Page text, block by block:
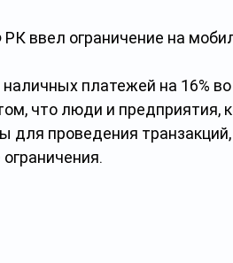
ввел ограничение на
платежей на 16%
что люди и предприятия,
для проведения